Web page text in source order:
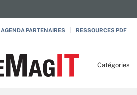
AGENDA PARTENAIRES RESSOURCES PDF
Catégories